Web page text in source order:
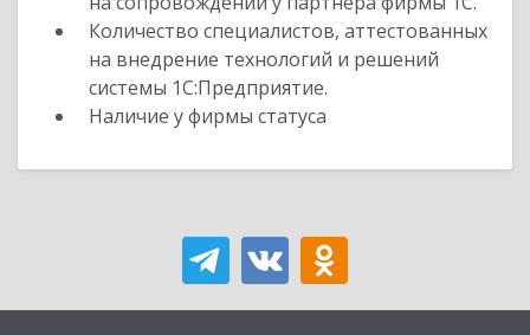
Количество специалистов, аттестованных
на внедрение технологий и решений
системы 1С:Предприятие.
Наличие у фирмы статуса